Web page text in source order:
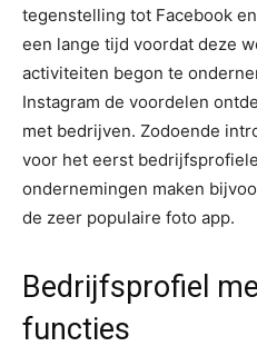
tegenstelling tot Facebook
een lange tijd voordat deze
activiteiten begon te
Instagram de voordelen
met bedrijven. Zodoende
voor het eerst
ondernemingen maken
de zeer populaire foto app.
Bedrijfsprofiel
functies